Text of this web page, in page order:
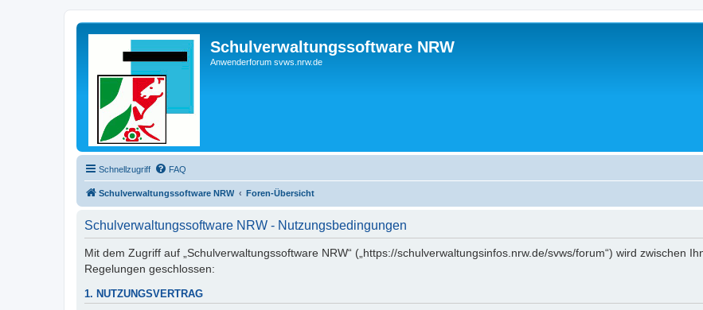
Schulverwaltungssoftware NRW
Anwenderforum svws.nrw.de
Schnellzugriff FAQ
Schulverwaltungssoftware NRW Foren-Übersicht
Schulverwaltungssoftware NRW - Nutzungsbedingungen
Mit dem Zugriff auf „Schulverwaltungssoftware NRW“ („https://schulverwaltungsinfos.nrw.de/svws/forum“) wird zwischen
Regelungen geschlossen:
1. NUTZUNGSVERTRAG